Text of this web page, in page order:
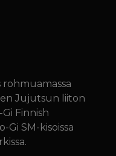
rohmuamassa
Jujutsun liiton
Finnish
Gi SM-kisoissa